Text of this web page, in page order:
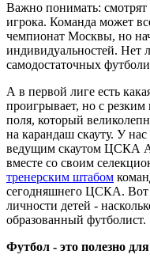
Важно понимать: смотрят
игрока. Команда может
чемпионат Москвы, но
индивидуальностей. Нет
самодостаточных
А в первой лиге есть
проигрывает, но с
поля, который
на карандаш скауту. У
ведущим скаутом ЦСКА
вместе со своим
тренерским штабом
сегодняшнего ЦСКА. Вот
личности детей -
образованный футболист.
Футбол - это полезно